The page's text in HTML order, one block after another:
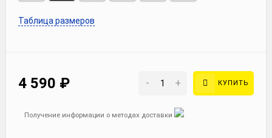
Таблица размеров
4 590 ₽ - + КУПИТЬ
Получение информации о методах доставки